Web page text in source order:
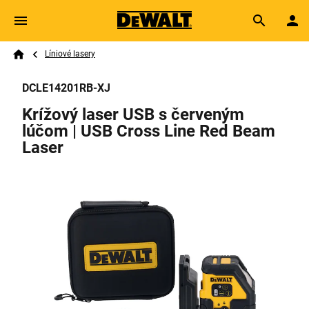
Skip to main content
Search
Breadcrumb
Líniové lasery
DCLE14201RB-XJ
Krížový laser USB s červeným
lúčom | USB Cross Line Red Beam
Laser